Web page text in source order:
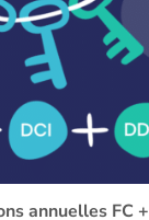
annuelles FC +